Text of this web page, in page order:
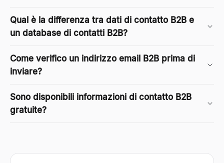
Qual è la differenza tra dati di contatto B2B e
un database di contatti B2B?
Come verifico un indirizzo email B2B prima di
inviare?
Sono disponibili informazioni di contatto B2B
gratuite?